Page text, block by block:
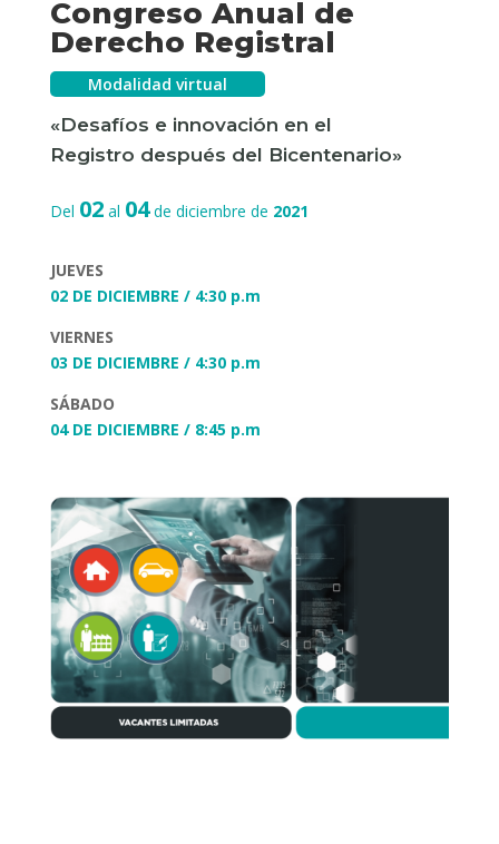
Congreso Anual de
Derecho Registral
Modalidad virtual
«Desafíos e innovación en el
Registro después del Bicentenario»
Del 02al 04de diciembre de 2021
JUEVES
02 DE DICIEMBRE / 4:30 p.m
VIERNES
03 DE DICIEMBRE / 4:30 p.m
SÁBADO
04 DE DICIEMBRE / 8:45 p.m